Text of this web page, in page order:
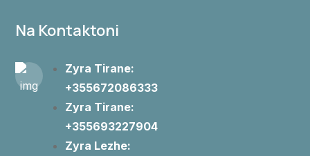
Na Kontaktoni
Zyra Tirane:
+355672086333
Zyra Tirane:
+355693227904
Zyra Lezhe: